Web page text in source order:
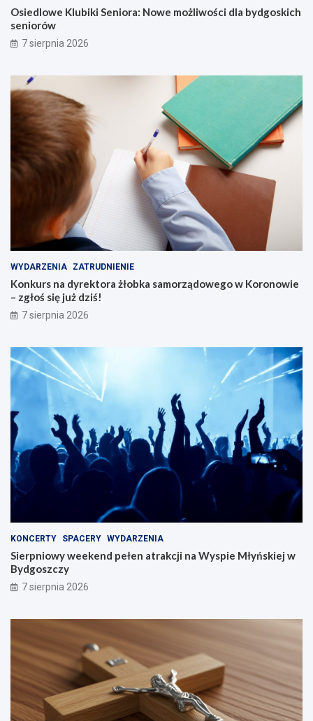
a
n
g
!
b
y
d
g
i
c
n
Osiedlowe Klubiki Seniora: Nowe możliwości dla bydgoskich
seniorów
7 sierpnia 2026
WYDARZENIA ZATRUDNIENIE
Konkurs na dyrektora żłobka samorządowego w Koronowie
– zgłoś się już dziś!
7 sierpnia 2026
KONCERTY SPACERY WYDARZENIA
Sierpniowy weekend pełen atrakcji na Wyspie Młyńskiej w
Bydgoszczy
7 sierpnia 2026